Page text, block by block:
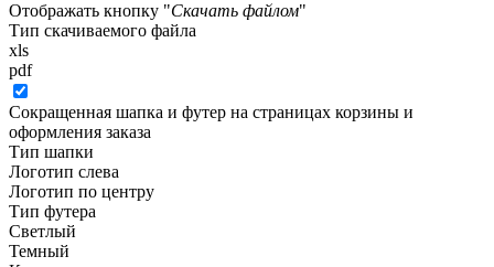
Отображать кнопку "Скачать файлом"
Тип скачиваемого файла
xls
pdf
Сокращенная шапка и футер на страницах корзины и
оформления заказа
Тип шапки
Логотип слева
Логотип по центру
Тип футера
Светлый
Темный